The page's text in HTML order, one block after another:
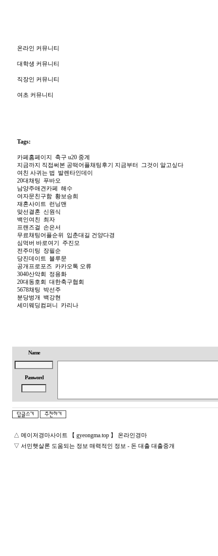
온라인 커뮤니티
대학생 커뮤니티
직장인 커뮤니티
여초 커뮤니티
Tags:
카­페­홈­페­이­지
축구 u20 중계
지금까지 직접써본 공떡어플채팅후기 지금부터
그것이 알고싶다
여­친­ ­사­귀­는­ ­법
발렌타인데이
20대채팅 푸바오
남­양­주­애­견­카­페
해수
여­자­문­친­구­함 황보승희
재혼사이트 런닝맨
맞선결혼 신원식
백­인­여­친 최자
프­랜­즈­걸
손은서
무료채팅어플순위
입춘대길 건양다경
심먹버 바로여기
주진모
전­주­미­팅 장필순
당­진­데­이­트 블루문
공­개­프­로­포­즈 카카오톡 오류
3040산악회
정용화
2­0­대­동­호­회
대한축구협회
5678채팅 박선주
분­당­벙­개
백강현
세미웨딩컴퍼니
카리나
Name
Password
△ 메이저경마사이트 【 gyeongma.top 】 온라인경마
▽ 서민햇살론 도움되는 정보 매력적인 정보 - 돈 대출 대출중개